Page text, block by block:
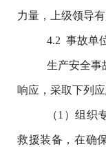
力量，上级领导
4.2 事故单
生产安全事
响应，采取下列
（1 ）组织
救援装备，在确